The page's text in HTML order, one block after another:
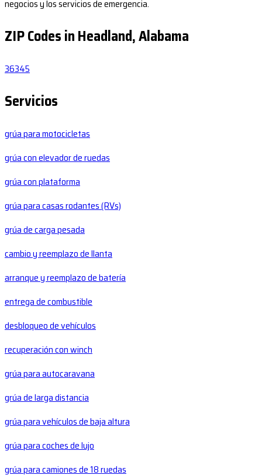
negocios y los servicios de emergencia.
ZIP Codes in Headland, Alabama
36345
Servicios
grúa para motocicletas
grúa con elevador de ruedas
grúa con plataforma
grúa para casas rodantes (RVs)
grúa de carga pesada
cambio y reemplazo de llanta
arranque y reemplazo de batería
entrega de combustible
desbloqueo de vehículos
recuperación con winch
grúa para autocaravana
grúa de larga distancia
grúa para vehículos de baja altura
grúa para coches de lujo
grúa para camiones de 18 ruedas